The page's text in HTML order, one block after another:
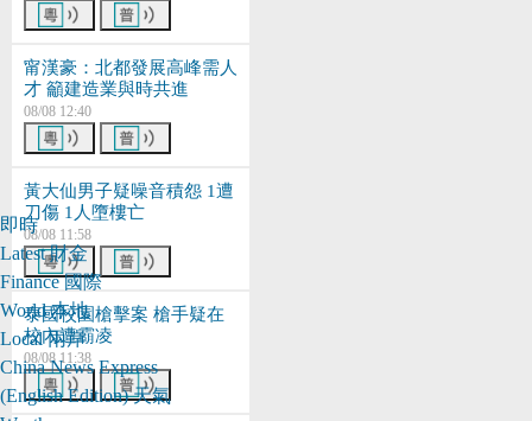
即時
Latest 財金
Finance 國際
World 本地
Local 兩岸
China News Express
(English Edition) 天氣
甯漢豪：北都發展高峰需人
才 籲建造業與時共進
08/08 12:40
黃大仙男子疑噪音積怨 1遭
刀傷 1人墮樓亡
08/08 11:58
泰國校園槍擊案 槍手疑在
校內遭霸凌
08/08 11:38